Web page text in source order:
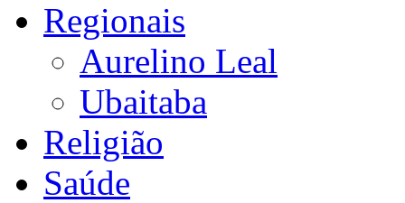
Regionais
Aurelino Leal
Ubaitaba
Religião
Saúde